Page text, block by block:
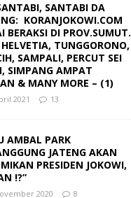
SANTABI DA
KORANJOKOWI.COM
BERAKSI DI PROV.SUMUT.
HELVETIA, TUNGGORONO,
SAMPALI, PERCUT SEI
SIMPANG AMPAT
& MANY MORE – (1)
2021 13
AMBAL PARK
JATENG AKAN
PRESIDEN JOKOWI,
!?”
2020 8